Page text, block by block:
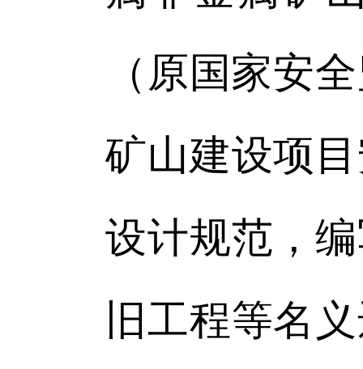
（原国家安
矿山建设项
设计规范，
旧工程等名